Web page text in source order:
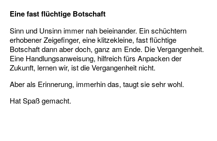
Eine fast flüchtige Botschaft
Sinn und Unsinn immer nah beieinander. Ein schüchtern
erhobener Zeigefinger, eine klitzekleine, fast flüchtige
Botschaft dann aber doch, ganz am Ende. Die Vergangenheit.
Eine Handlungsanweisung, hilfreich fürs Anpacken der
Zukunft, lernen wir, ist die Vergangenheit nicht.
Aber als Erinnerung, immerhin das, taugt sie sehr wohl.
Hat Spaß gemacht.